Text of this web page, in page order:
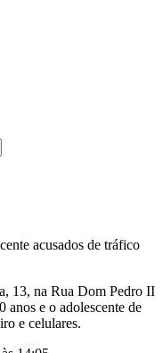
acusados de tráfico
13, na Rua Dom Pedro II
anos e o adolescente de
e celulares.